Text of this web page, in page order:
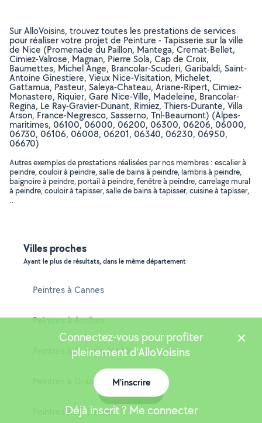
Sur AlloVoisins, trouvez toutes les prestations de services
pour réaliser votre projet de Peinture - Tapisserie sur la ville
de Nice (Promenade du Paillon, Mantega, Cremat-Bellet,
Cimiez-Valrose, Magnan, Pierre Sola, Cap de Croix,
Baumettes, Michel Ange, Brancolar-Scuderi, Garibaldi, Saint-
Antoine Ginestiere, Vieux Nice-Visitation, Michelet,
Gattamua, Pasteur, Saleya-Chateau, Ariane-Ripert, Cimiez-
Monastere, Riquier, Gare Nice-Ville, Madeleine, Brancolar-
Regina, Le Ray-Gravier-Dunant, Rimiez, Thiers-Durante, Villa
Arson, France-Negresco, Sasserno, Tnl-Beaumont) (Alpes-
maritimes, 06100, 06000, 06200, 06300, 06206, 06000,
06730, 06106, 06008, 06201, 06340, 06230, 06950,
06670)
Autres exemples de prestations réalisées par nos membres : escalier à
peindre, couloir à peindre, salle de bains à peindre, lambris à peindre,
baignoire à peindre, portail à peindre, fenêtre à peindre, carrelage mural
à peindre, couloir à tapisser, salle de bains à tapisser, cuisine à tapisser,
..
Villes proches
Ayant le plus de résultats, dans le même département
Peintres à Cannes
Peintres à Antibes
Peintres à Cagnes-sur-Mer
Peintres à Grasse
Peintres à Le Cannet
Connectez-vous pour profiter
pleinement d'AlloVoisins
M'inscrire
Déjà inscrit ? Me connecter